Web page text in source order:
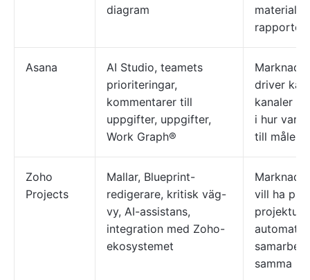
diagram
material
Asana
AI Studio, teamets
prioriteringar,
kommentarer till
uppgifter, uppgifter,
Work Graph®
driver
kanaler
i hur
till målen
Zoho
Projects
Mallar, Blueprint-
redigerare, kritisk väg-
vy, AI-assistans,
integration med Zoho-
ekosystemet
vill ha
samma